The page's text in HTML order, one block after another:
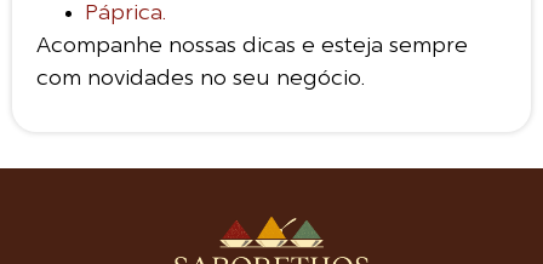
Páprica.
Acompanhe nossas dicas e esteja sempre
com novidades no seu negócio.